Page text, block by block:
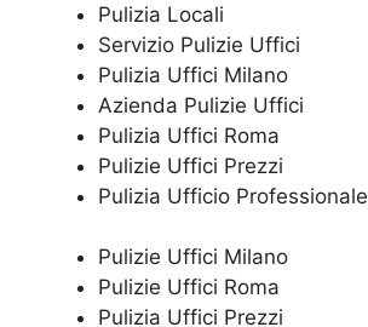
Pulizia Locali
Servizio Pulizie Uffici
Pulizia Uffici Milano
Azienda Pulizie Uffici
Pulizia Uffici Roma
Pulizie Uffici Prezzi
Pulizia Ufficio Professionale
Pulizie Uffici Milano
Pulizie Uffici Roma
Pulizia Uffici Prezzi